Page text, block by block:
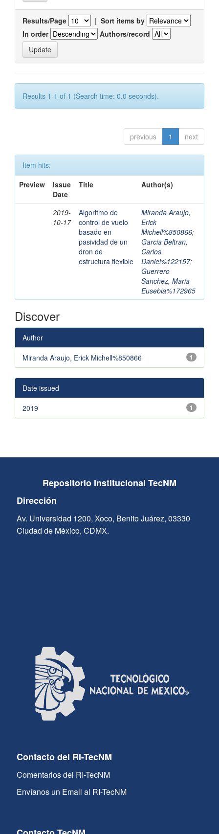
Results/Page | Sort items by
In order
Authors/record
Results 1-1 of 1 (Search time: 0.0 seconds).
previous 1 next
Item hits:
Preview
Issue
Date
Title Author(s)
2019-
10-17
Algoritmo de
control de vuelo
basado en
pasividad de un
dron de
estructura flexible
Miranda Araujo,
Erick
Michell%850866;
Garcia Beltran,
Carlos
Daniel%122157;
Guerrero
Sanchez, Maria
Eusebia%172965
Discover
Author
1
Miranda Araujo, Erick Michell%850866
Date issued
1
2019
Repositorio Institucional TecNM
Dirección
Av. Universidad 1200, Xoco, Benito Juárez, 03330
Ciudad de México, CDMX.
Contacto del RI-TecNM
Comentarios del RI-TecNM
Envíanos un Email al RI-TecNM